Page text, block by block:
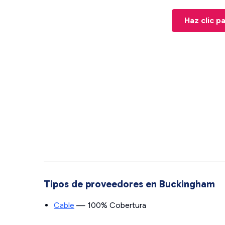
Haz clic
Tipos de proveedores en Buckingham
Cable — 100% Cobertura